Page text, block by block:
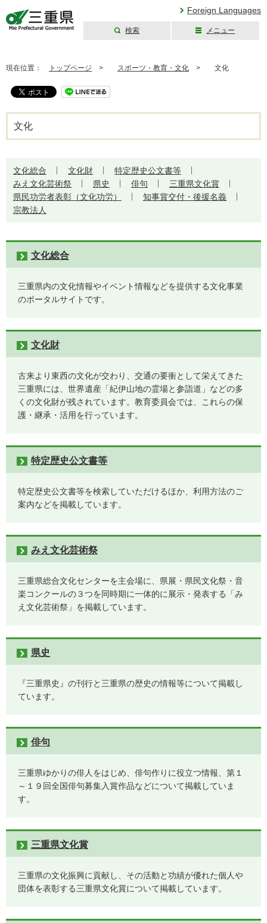
Foreign Languages
検索 メニュー
現在位置： トップページ > スポーツ・教育・文化 > 文化
文化
文化総合 文化財
特定歴史公文書等
みえ文化芸術祭
県史 俳句
三重県文化賞
県民功労者表彰（文化功労）
知事賞交付・後援名義
宗教法人
文化総合
三重県内の文化情報やイベント情報などを提供する文化事業
のポータルサイトです。
文化財
古来より東西の文化が交わり、交通の要衝として栄えてきた
三重県には、世界遺産「紀伊山地の霊場と参詣道」などの多
くの文化財が残されています。教育委員会では、これらの保
護・継承・活用を行っています。
特定歴史公文書等
特定歴史公文書等を検索していただけるほか、利用方法のご
案内などを掲載しています。
みえ文化芸術祭
三重県総合文化センターを主会場に、県展・県民文化祭・音
楽コンクールの３つを同時期に一体的に展示・発表する「み
え文化芸術祭」を掲載しています。
県史
『三重県史』の刊行と三重県の歴史の情報等について掲載し
ています。
俳句
三重県ゆかりの俳人をはじめ、俳句作りに役立つ情報、第１
～１９回全国俳句募集入賞作品などについて掲載していま
す。
三重県文化賞
三重県の文化振興に貢献し、その活動と功績が優れた個人や
団体を表彰する三重県文化賞について掲載しています。